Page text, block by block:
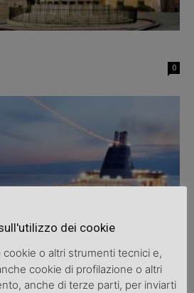
0
una crociera
dei cookie
o altri strumenti tecnici e,
cookie di profilazione o altri
anche di terze parti, per inviarti